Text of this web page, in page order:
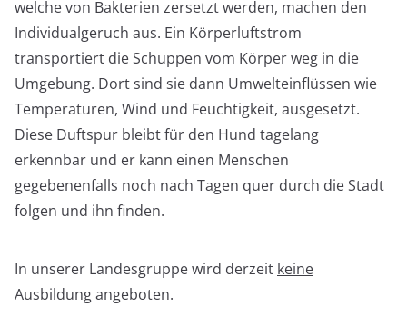
welche von Bakterien zersetzt werden, machen den
Individualgeruch aus. Ein Körperluftstrom
transportiert die Schuppen vom Körper weg in die
Umgebung. Dort sind sie dann Umwelteinflüssen wie
Temperaturen, Wind und Feuchtigkeit, ausgesetzt.
Diese Duftspur bleibt für den Hund tagelang
erkennbar und er kann einen Menschen
gegebenenfalls noch nach Tagen quer durch die Stadt
folgen und ihn finden.
In unserer Landesgruppe wird derzeit keine
Ausbildung angeboten.